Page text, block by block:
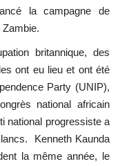
la campagne de
britannique, des
ont eu lieu et ont été
Party (UNIP),
national africain
national progressiste a
Kenneth Kaunda
la même année, le